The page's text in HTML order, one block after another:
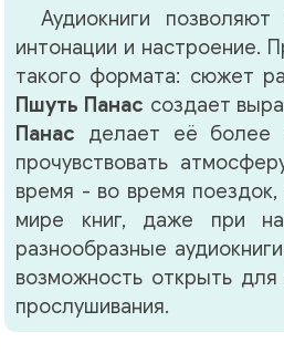
Аудиокниги
интонации и настроение.
такого формата: сюжет
Пшуть Панас создает
Панас делает её более
прочувствовать
время - во время
мире книг, даже при
разнообразные
возможность открыть
прослушивания.